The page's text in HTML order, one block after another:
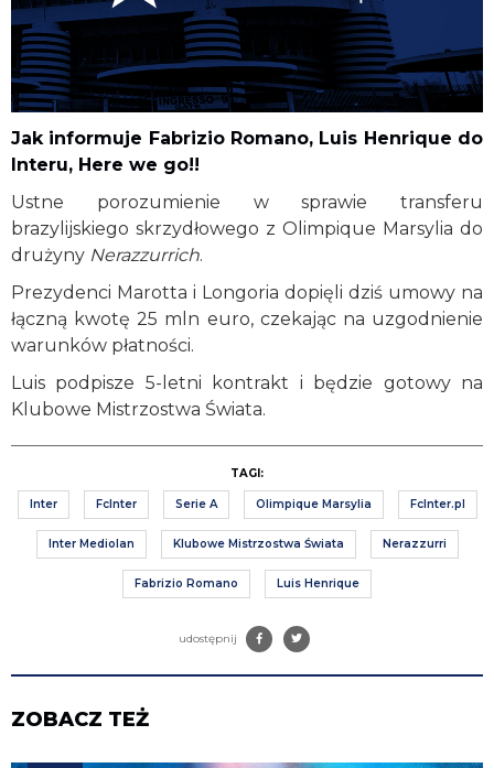
Jak informuje Fabrizio Romano, Luis Henrique do
Interu, Here we go!!
Ustne porozumienie w sprawie transferu
brazylijskiego skrzydłowego z Olimpique Marsylia do
drużyny Nerazzurrich.
Prezydenci Marotta i Longoria dopięli dziś umowy na
łączną kwotę 25 mln euro, czekając na uzgodnienie
warunków płatności.
Luis podpisze 5-letni kontrakt i będzie gotowy na
Klubowe Mistrzostwa Świata.
TAGI:
Inter FcInter Serie A Olimpique Marsylia FcInter.pl
Inter Mediolan Klubowe Mistrzostwa Świata Nerazzurri
Fabrizio Romano Luis Henrique
udostępnij
ZOBACZ TEŻ